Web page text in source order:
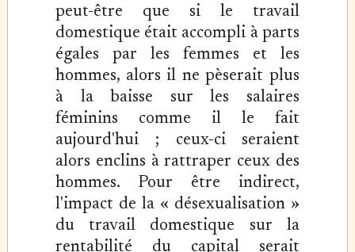
peut-être que si le travail
domestique était accompli à parts
égales par les femmes et les
hommes, alors il ne pèserait plus
à la baisse sur les salaires
féminins comme il le fait
aujourd'hui ; ceux-ci seraient
alors enclins à rattraper ceux des
hommes. Pour être indirect,
l'impact de la « désexualisation »
du travail domestique sur la
rentabilité du capital serait